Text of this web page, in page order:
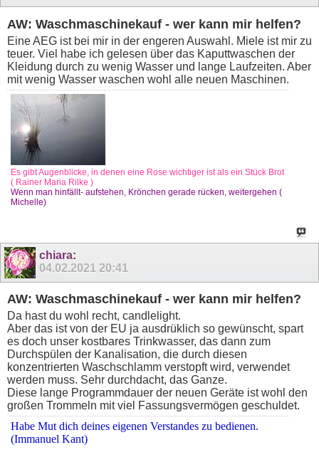
AW: Waschmaschinekauf - wer kann mir helfen?
Eine AEG ist bei mir in der engeren Auswahl. Miele ist mir zu
teuer. Viel habe ich gelesen über das Kaputtwaschen der
Kleidung durch zu wenig Wasser und lange Laufzeiten. Aber
mit wenig Wasser waschen wohl alle neuen Maschinen.
Es gibt Augenblicke, in denen eine Rose wichtiger ist als ein Stück Brot
( Rainer Maria Rilke )
Wenn man hinfällt- aufstehen, Krönchen gerade rücken, weitergehen (
Michelle)
chiara:
04.02.2021 20:41
AW: Waschmaschinekauf - wer kann mir helfen?
Da hast du wohl recht, candlelight.
Aber das ist von der EU ja ausdrüklich so gewünscht, spart
es doch unser kostbares Trinkwasser, das dann zum
Durchspülen der Kanalisation, die durch diesen
konzentrierten Waschschlamm verstopft wird, verwendet
werden muss. Sehr durchdacht, das Ganze.
Diese lange Programmdauer der neuen Geräte ist wohl den
großen Trommeln mit viel Fassungsvermögen geschuldet.
Habe Mut dich deines eigenen Verstandes zu bedienen.
(Immanuel Kant)